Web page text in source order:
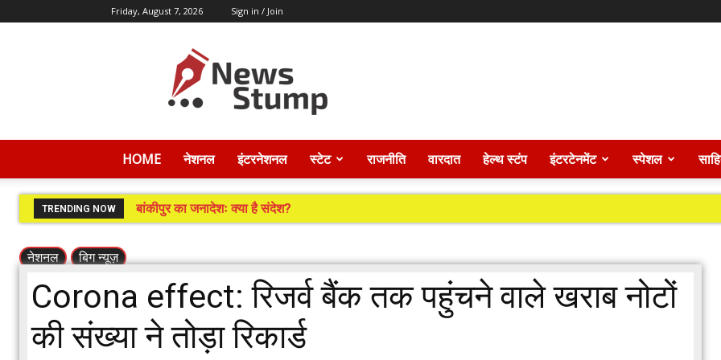
Friday, August 7, 2026 Sign in / Join
Stump
HOME नेशनल इंटरनेशनल स्टेट राजनीति वारदात हेल्थ स्टंप इंटरटेनमेंट स्पेशल
TRENDING NOW बांकीपुर का जनादेशः क्या है संदेश?
नेशनल बिग न्यूज़
Corona effect: रिजर्व बैंक तक पहुंचने वाले खराब नोटों
की संख्या ने तोड़ा रिकार्ड